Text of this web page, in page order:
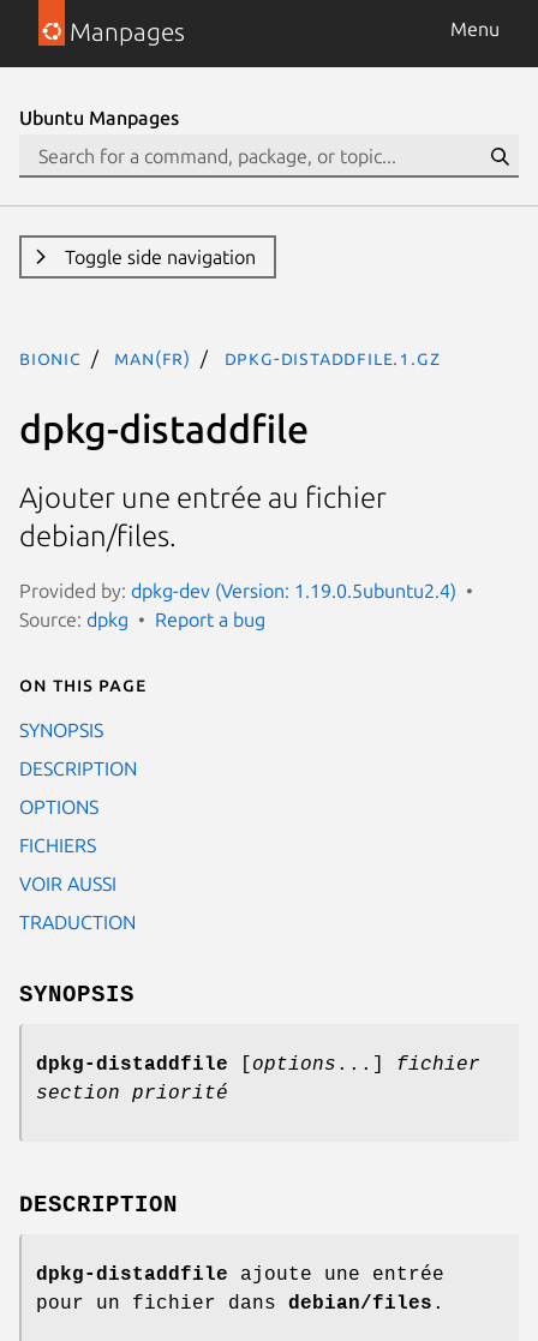
Manpages Menu
Ubuntu Manpages
Toggle side navigation
bionic man(fr) dpkg-distaddfile.1.gz
dpkg-distaddfile
Ajouter une entrée au fichier
debian/files.
Provided by: dpkg-dev (Version: 1.19.0.5ubuntu2.4)
Source: dpkg Report a bug
On this page
SYNOPSIS
DESCRIPTION
OPTIONS
FICHIERS
VOIR AUSSI
TRADUCTION
SYNOPSIS
dpkg-distaddfile options ...]
fichier
section priorité
DESCRIPTION
dpkg-distaddfile ajoute une entrée
pour un fichier dans debian/files .